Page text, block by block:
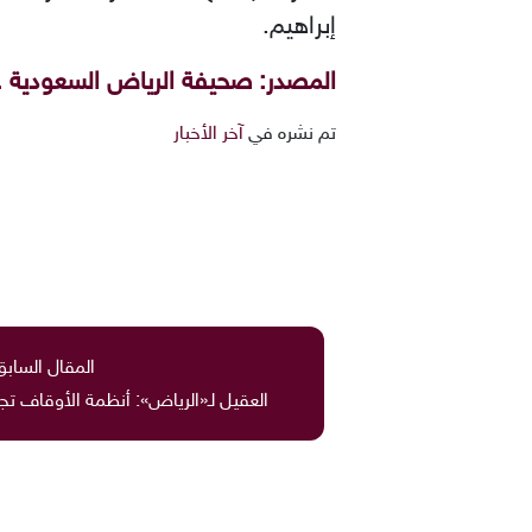
إبراهيم.
المصدر: صحيفة الرياض السعودية
تم نشره في آخر الأخبار
المقال
العقيل لـ«الرياض»: أنظمة الأوقاف تجاوزت 50 عاماً